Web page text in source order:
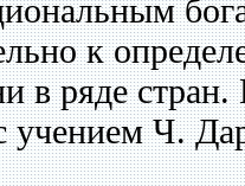
к
в ряде
учением Ч.